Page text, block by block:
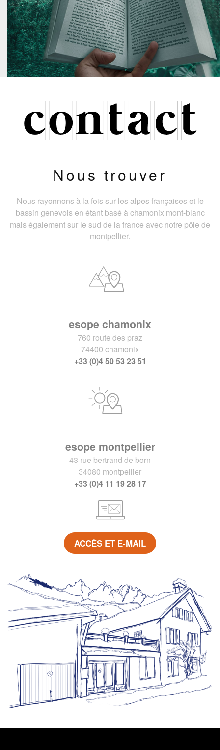
Nous trouver
Nous rayonnons à la fois sur les alpes françaises et le
bassin genevois en étant basé à chamonix mont-blanc
mais également sur le sud de la france avec notre pôle de
montpellier.
esope chamonix
760 route des praz
74400 chamonix
+33 (0)4 50 53 23 51
esope montpellier
43 rue bertrand de born
34080 montpellier
+33 (0)4 11 19 28 17
ACCÈS ET E-MAIL